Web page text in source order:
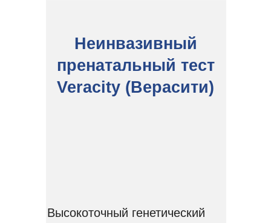
Неинвазивный
пренатальный тест
Veracity (Верасити)
Высокоточный генетический